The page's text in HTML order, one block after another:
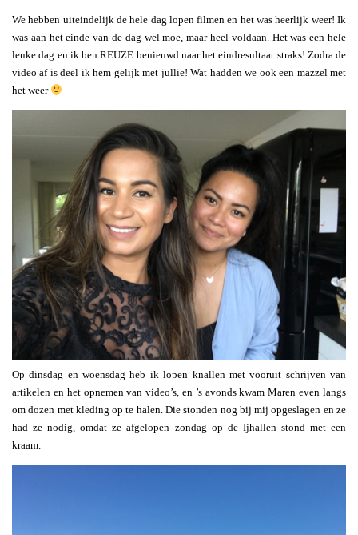
We hebben uiteindelijk de hele dag lopen filmen en het was heerlijk weer! Ik
was aan het einde van de dag wel moe, maar heel voldaan. Het was een hele
leuke dag en ik ben REUZE benieuwd naar het eindresultaat straks! Zodra de
video af is deel ik hem gelijk met jullie! Wat hadden we ook een mazzel met
het weer
Op dinsdag en woensdag heb ik lopen knallen met vooruit schrijven van
artikelen en het opnemen van video’s, en ’s avonds kwam Maren even langs
om dozen met kleding op te halen. Die stonden nog bij mij opgeslagen en ze
had ze nodig, omdat ze afgelopen zondag op de Ijhallen stond met een
kraam.